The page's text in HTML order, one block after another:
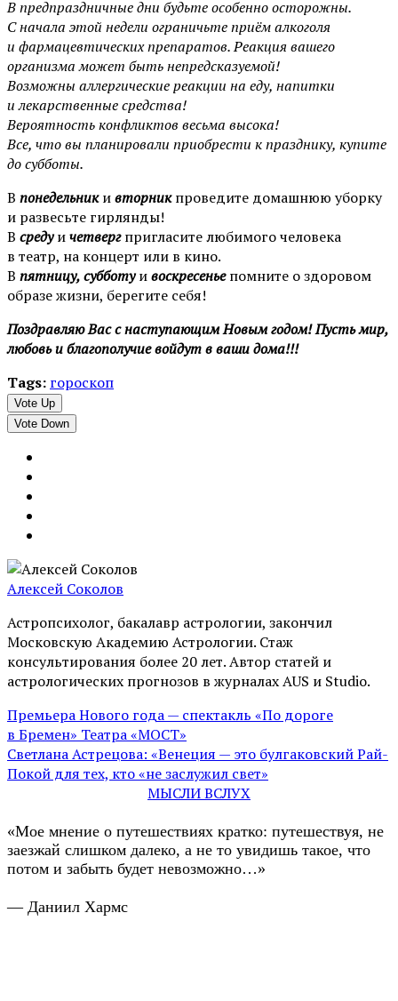
В предпраздничные дни будьте особенно осторожны.
С начала этой недели ограничьте приём алкоголя
и фармацевтических препаратов. Реакция вашего
организма может быть непредсказуемой!
Возможны аллергические реакции на еду, напитки
и лекарственные средства!
Вероятность конфликтов весьма высока!
Все, что вы планировали приобрести к празднику, купите
до субботы.
В понедельник ивторник проведите домашнюю уборку
и развесьте гирлянды!
В средуичетвергпригласите любимого человека
в театр, на концерт или в кино.
В пятницу, субботуивоскресеньепомните о здоровом
образе жизни, берегите себя!
Поздравляю Вас с наступающим Новым годом! Пусть мир,
любовь и благополучие войдут в ваши дома!!!
Tags: гороскоп
Vote Up
Vote Down
Алексей Соколов
Астропсихолог, бакалавр астрологии, закончил
Московскую Академию Астрологии. Стаж
консультирования более 20 лет. Автор статей и
астрологических прогнозов в журналах AUS и Studio.
Премьера Нового года — спектакль «По дороге
в Бремен» Театра «МОСТ»
Светлана Астрецова: «Венеция — это булгаковский Рай-
Покой для тех, кто «не заслужил свет»
МЫСЛИ ВСЛУХ
«Мое мнение о путешествиях кратко: путешествуя, не
заезжай слишком далеко, а не то увидишь такое, что
потом и забыть будет невозможно…»
— Даниил Хармс